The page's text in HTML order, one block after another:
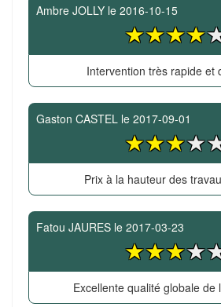
Ambre JOLLY le 2016-10-15
Intervention très rapide et
Gaston CASTEL le 2017-09-01
Prix à la hauteur des
Fatou JAURES le 2017-03-23
Excellente qualité globale de